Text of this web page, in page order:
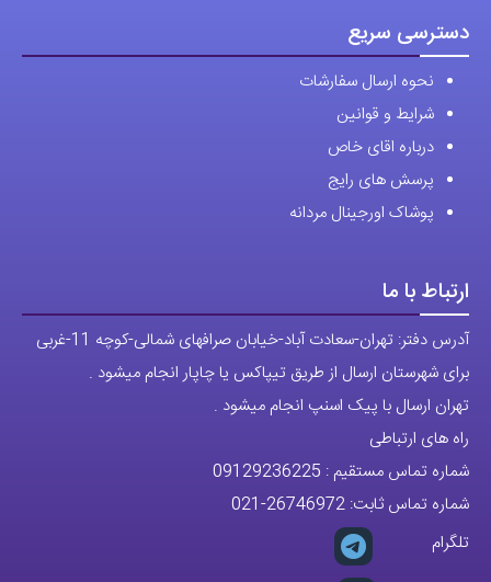
دسترسی سریع
نحوه ارسال سفارشات
شرایط و قوانین
درباره اقای خاص
پرسش های رایج
پوشاک اورجینال مردانه
ارتباط با ما
آدرس دفتر: تهران-سعادت آباد-خیابان صرافهای شمالی-کوچه 11-غربی
برای شهرستان ارسال از طریق تیپاکس یا چاپار انجام میشود .
تهران ارسال با پیک اسنپ انجام میشود .
راه های ارتباطی
شماره تماس مستقیم : 09129236225
شماره تماس ثابت: 26746972
-021
تلگرام